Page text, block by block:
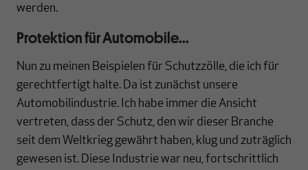
werden.
Protektion für Automobile...
Nun zu meinen Beispielen für Schutzzölle, die ich für
gerechtfertigt halte. Da ist zunächst unsere
Automobilindustrie. Ich habe immer die Ansicht
vertreten, dass der Schutz, den wir dieser Branche
seit dem Weltkrieg gewährt haben, klug und zuträglich
gewesen ist. Diese Industrie war neu, fortschrittlich